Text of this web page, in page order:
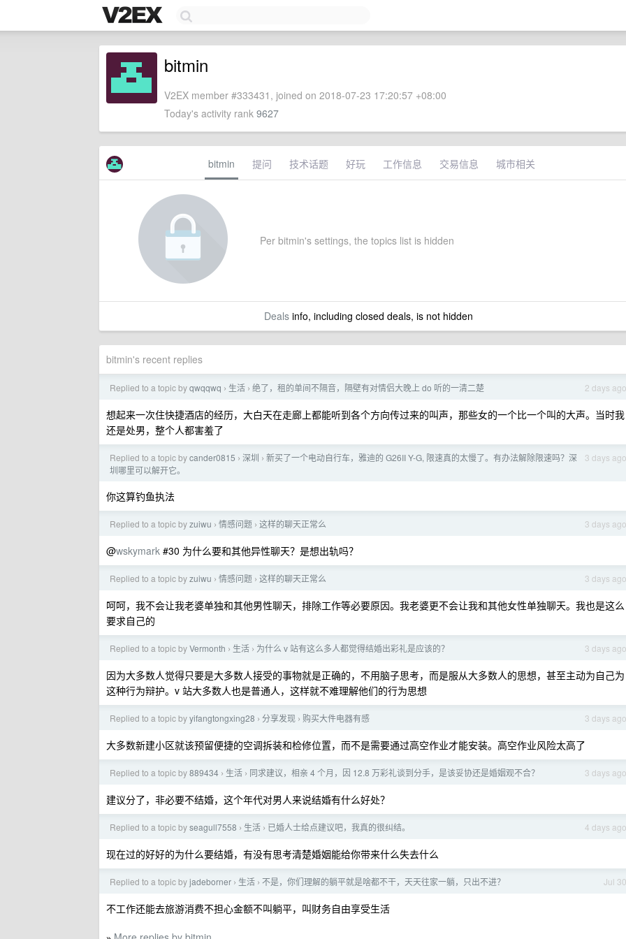
bitmin
V2EX member #333431, joined on 2018-07-23 17:20:57 +08:00
Today's activity rank 9627
bitmin 提问 技术话题 好玩 工作信息 交易信息 城市相关
Per bitmin's settings, the topics list is hidden
Dealsinfo, including closed deals, is not hidden
bitmin's recent replies
2 days ago
Replied to a topic byqwqqwq › 生活 › 绝了，租的单间不隔音，隔壁有对情侣大晚上 do 听的一清二楚
想起来一次住快捷酒店的经历，大白天在走廊上都能听到各个方向传过来的叫声，那些女的一个比一个叫的大声。当时我
还是处男，整个人都害羞了
3 days ago
Replied to a topic bycander0815 › 深圳 › 新买了一个电动自行车，雅迪的 G26II Y-G, 限速真的太慢了。有办法解除限速吗？深
圳哪里可以解开它。
你这算钓鱼执法
3 days ago
Replied to a topic byzuiwu › 情感问题 › 这样的聊天正常么
@wskymark #30 为什么要和其他异性聊天？是想出轨吗？
3 days ago
Replied to a topic byzuiwu › 情感问题 › 这样的聊天正常么
呵呵，我不会让我老婆单独和其他男性聊天，排除工作等必要原因。我老婆更不会让我和其他女性单独聊天。我也是这么
要求自己的
3 days ago
Replied to a topic byVermonth › 生活 › 为什么 v 站有这么多人都觉得结婚出彩礼是应该的？
因为大多数人觉得只要是大多数人接受的事物就是正确的，不用脑子思考，而是服从大多数人的思想，甚至主动为自己为
这种行为辩护。v 站大多数人也是普通人，这样就不难理解他们的行为思想
3 days ago
Replied to a topic byyifangtongxing28 › 分享发现 › 购买大件电器有感
大多数新建小区就该预留便捷的空调拆装和检修位置，而不是需要通过高空作业才能安装。高空作业风险太高了
3 days ago
Replied to a topic by889434 › 生活 › 同求建议，相亲 4 个月，因 12.8 万彩礼谈到分手，是该妥协还是婚姻观不合？
建议分了，非必要不结婚，这个年代对男人来说结婚有什么好处？
4 days ago
Replied to a topic byseagull7558 › 生活 › 已婚人士给点建议吧，我真的很纠结。
现在过的好好的为什么要结婚，有没有思考清楚婚姻能给你带来什么失去什么
Jul 30
Replied to a topic byjadeborner › 生活 › 不是，你们理解的躺平就是啥都不干，天天往家一躺，只出不进？
不工作还能去旅游消费不担心金额不叫躺平，叫财务自由享受生活